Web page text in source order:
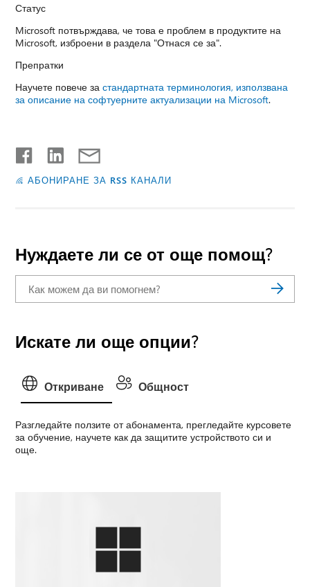
Статус
Microsoft потвърждава, че това е проблем в продуктите на
Microsoft, изброени в раздела "Отнася се за".
Препратки
Научете повече застандартната терминология, използвана
за описание на софтуерните актуализации на Microsoft.
АБОНИРАНЕ ЗА RSS КАНАЛИ
Нуждаете ли се от още помощ?
Искате ли още опции?
Откриване Общност
Разгледайте ползите от абонамента, прегледайте курсовете
за обучение, научете как да защитите устройството си и
още.